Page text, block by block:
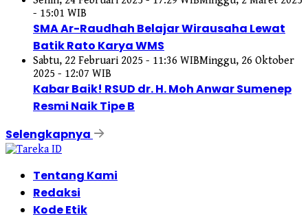
- 15:01 WIB
SMA Ar-Raudhah Belajar Wirausaha Lewat
Batik Rato Karya WMS
Sabtu, 22 Februari 2025 - 11:36 WIBMinggu, 26 Oktober
2025 - 12:07 WIB
Kabar Baik! RSUD dr. H. Moh Anwar Sumenep
Resmi Naik Tipe B
Selengkapnya
Tentang Kami
Redaksi
Kode Etik